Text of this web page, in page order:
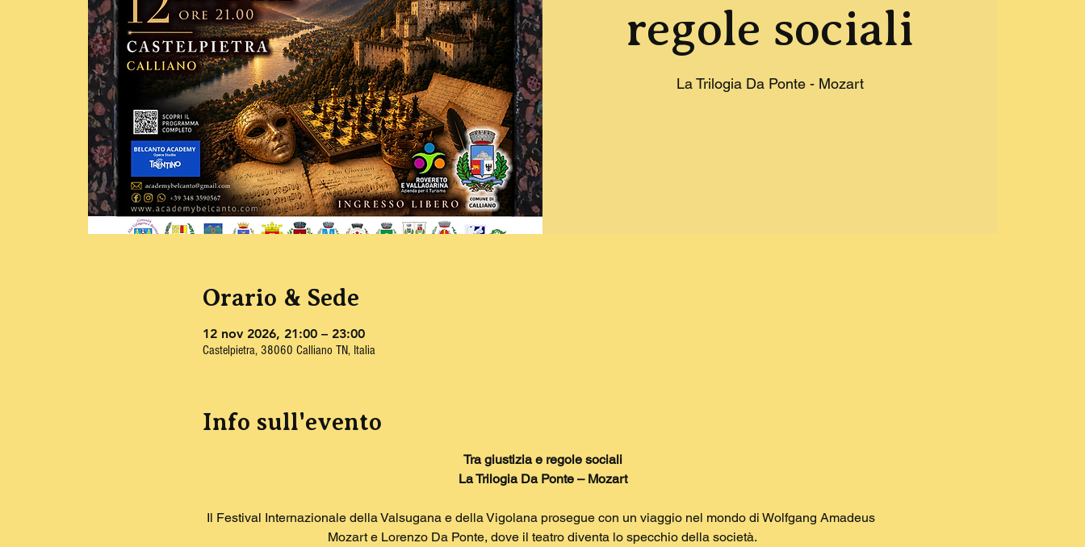
regole sociali
La Trilogia Da Ponte - Mozart
Orario & Sede
12 nov 2026, 21:00 – 23:00
Castelpietra, 38060 Calliano TN, Italia
Info sull'evento
Tra giustizia e regole sociali
La Trilogia Da Ponte – Mozart
Il Festival Internazionale della Valsugana e della Vigolana prosegue con un viaggio nel mondo di Wolfgang Amadeus
Mozart e Lorenzo Da Ponte, dove il teatro diventa lo specchio della società.